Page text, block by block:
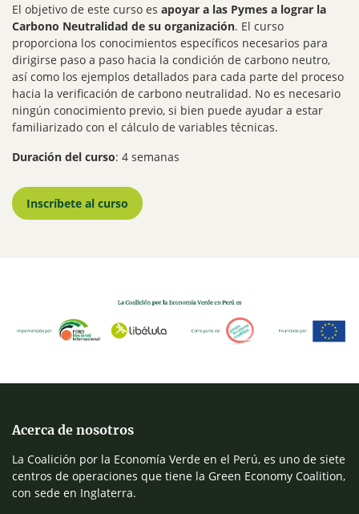
El objetivo de este curso es apoyar a las Pymes a lograr la
Carbono Neutralidad de su organización. El curso
proporciona los conocimientos específicos necesarios para
dirigirse paso a paso hacia la condición de carbono neutro,
así como los ejemplos detallados para cada parte del proceso
hacia la verificación de carbono neutralidad. No es necesario
ningún conocimiento previo, si bien puede ayudar a estar
familiarizado con el cálculo de variables técnicas.
Duración del curso: 4 semanas
Inscríbete al curso
Acerca de nosotros
La Coalición por la Economía Verde en el Perú, es uno de siete
centros de operaciones que tiene la Green Economy Coalition,
con sede en Inglaterra.